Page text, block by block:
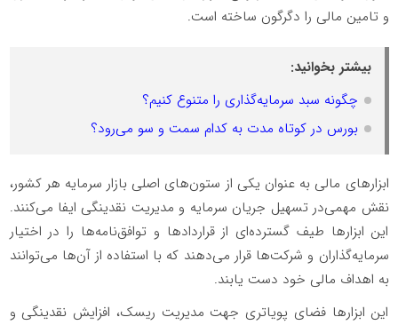
و تامین مالی را دگرگون ساخته است.
بیشتر بخوانید:
چگونه سبد سرمایه‌گذاری را متنوع کنیم؟
بورس در کوتاه مدت به کدام سمت و سو می‌رود؟
ابزارهای مالی به عنوان یکی از ستون‌های اصلی بازار سرمایه هر کشور،
نقش مهمی‌در تسهیل جریان سرمایه و مدیریت نقدینگی ایفا می‌کنند.
این ابزارها طیف گسترده‌ای از قراردادها و توافق‌نامه‌ها را در اختیار
سرمایه‌گذاران و شرکت‌ها قرار می‌دهند که با استفاده از آن‌ها می‌توانند
به اهداف مالی خود دست یابند.
این ابزارها فضای پویاتری جهت مدیریت ریسک، افزایش نقدینگی و